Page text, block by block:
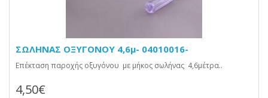
ΣΩΛΗΝΑΣ ΟΞΥΓΟΝΟΥ 4,6μ- 04010016-
Επέκταση παροχής οξυγόνου με μήκος σωλήνας 4,6μέτρα..
4,50€